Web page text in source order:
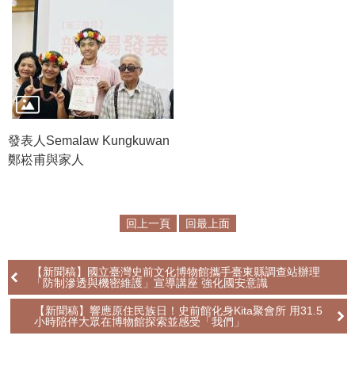
發表人Semalaw Kungkuwan
鄭崧甫與家人
回上一頁 回最上面
【新聞稿】國立臺灣史前文化博物館攜手臺東縣調查站辦理
「防制滲透與機密維護」宣導講座 強化國安意識
【新聞稿】響應原住民族日！史前館化身Kita聚會所 用31.5
小時陪伴大眾在博物館探索並感受「我們」